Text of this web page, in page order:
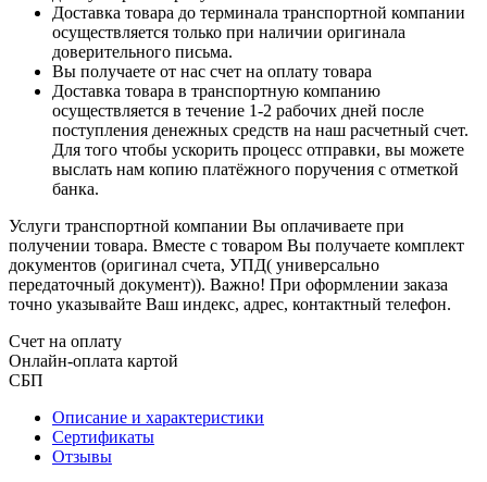
Доставка товара до терминала транспортной компании
осуществляется только при наличии оригинала
доверительного письма.
Вы получаете от нас счет на оплату товара
Доставка товара в транспортную компанию
осуществляется в течение 1-2 рабочих дней после
поступления денежных средств на наш расчетный счет.
Для того чтобы ускорить процесс отправки, вы можете
выслать нам копию платёжного поручения с отметкой
банка.
Услуги транспортной компании Вы оплачиваете при
получении товара. Вместе с товаром Вы получаете комплект
документов (оригинал счета, УПД( универсально
передаточный документ)). Важно! При оформлении заказа
точно указывайте Ваш индекс, адрес, контактный телефон.
Счет на оплату
Онлайн-оплата картой
СБП
Описание и характеристики
Сертификаты
Отзывы